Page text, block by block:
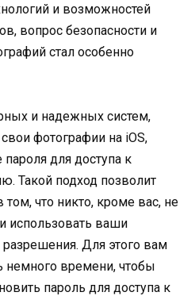
и возможностей
вопрос безопасности и
стал особенно
и надежных систем,
фотографии на iOS,
пароля для доступа к
Такой подход позволит
что никто, кроме вас, не
использовать ваши
Для этого вам
немного времени, чтобы
пароль для доступа к